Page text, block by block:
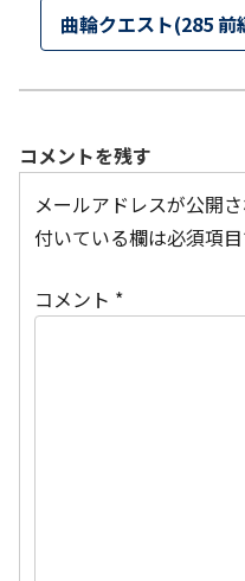
曲輪クエスト(285
コメントを残す
メールアドレスが公開
付いている欄は必須項
コメント *